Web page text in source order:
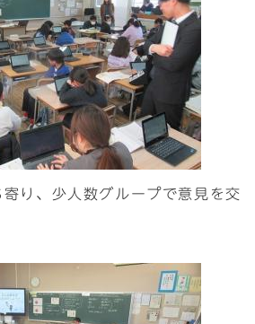
り、少人数グループで意見を交